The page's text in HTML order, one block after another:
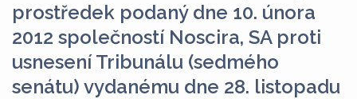
prostředek podaný dne 10. února
2012 společností Noscira, SA proti
usnesení Tribunálu (sedmého
senátu) vydanému dne 28. listopadu